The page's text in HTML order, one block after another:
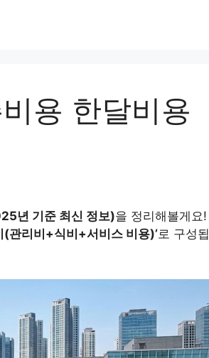
용 한달비용
년 기준 최신 정보)을 정리해볼게요!
(관리비+식비+서비스 비용)’로 구성됩